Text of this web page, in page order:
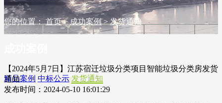
您的位置：首页>成功案例>发货通知
精品案例 中标公示 发货通知
【2024年5月7日】江苏宿迁垃圾分类项目智能垃圾分类房发货
通知
发布时间：2024-05-10 16:01:29